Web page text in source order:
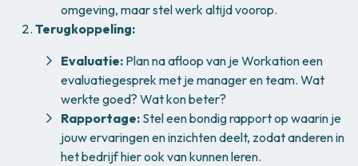
omgeving, maar stel werk altijd voorop.
Terugkoppeling:
Evaluatie: Plan na afloop van je Workation een
evaluatiegesprek met je manager en team. Wat
werkte goed? Wat kon beter?
Rapportage: Stel een bondig rapport op waarin je
jouw ervaringen en inzichten deelt, zodat anderen in
het bedrijf hier ook van kunnen leren.